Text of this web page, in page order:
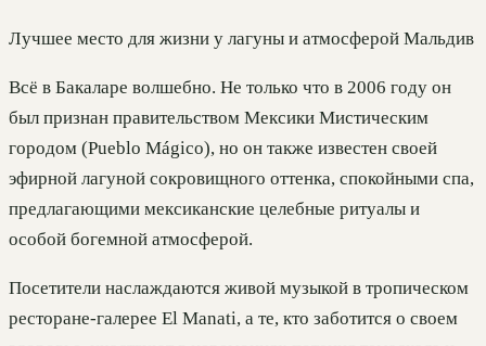
Лучшее место для жизни у лагуны и атмосферой Мальдив
Всё в Бакаларе волшебно. Не только что в 2006 году он
был признан правительством Мексики Мистическим
городом (Pueblo Mágico), но он также известен своей
эфирной лагуной сокровищного оттенка, спокойными спа,
предлагающими мексиканские целебные ритуалы и
особой богемной атмосферой.
Посетители наслаждаются живой музыкой в тропическом
ресторане-галерее El Manati, а те, кто заботится о своем